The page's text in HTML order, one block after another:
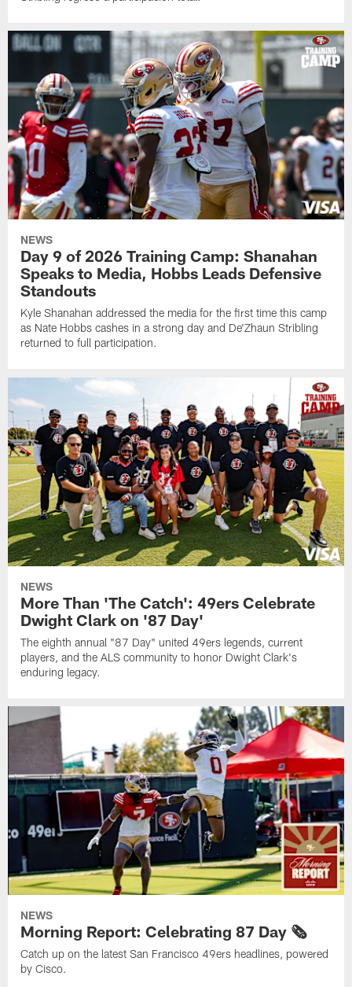
NEWS
Day 9 of 2026 Training Camp: Shanahan
Speaks to Media, Hobbs Leads Defensive
Standouts
Kyle Shanahan addressed the media for the first time this camp
as Nate Hobbs cashes in a strong day and De'Zhaun Stribling
returned to full participation.
NEWS
More Than 'The Catch': 49ers Celebrate
Dwight Clark on '87 Day'
The eighth annual "87 Day" united 49ers legends, current
players, and the ALS community to honor Dwight Clark's
enduring legacy.
NEWS
Morning Report: Celebrating 87 Day 🗞️
Catch up on the latest San Francisco 49ers headlines, powered
by Cisco.